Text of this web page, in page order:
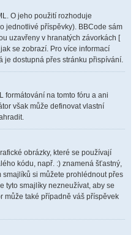
O jeho použití rozhoduje
jednotlivé příspěvky). BBCode sám
uzavřeny v hranatých závorkách [
se zobrazí. Pro více informací
je dostupná přes stránku přispívání.
formátování na tomto fóru a ani
však může definovat vlastní
obrázky, které se používají
kódu, např. :) znamená šťastný,
smajlíků si můžete prohlédnout přes
tyto smajlíky nezneužívat, aby se
může také případně váš příspěvek